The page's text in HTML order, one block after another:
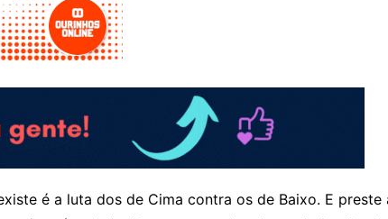
é a luta dos de Cima contra os de Baixo. E preste